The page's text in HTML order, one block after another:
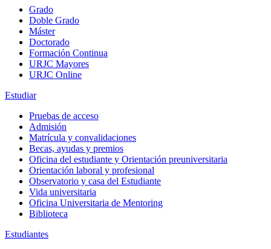
Grado
Doble Grado
Máster
Doctorado
Formación Continua
URJC Mayores
URJC Online
Estudiar
Pruebas de acceso
Admisión
Matrícula y convalidaciones
Becas, ayudas y premios
Oficina del estudiante y Orientación preuniversitaria
Orientación laboral y profesional
Observatorio y casa del Estudiante
Vida universitaria
Oficina Universitaria de Mentoring
Biblioteca
Estudiantes